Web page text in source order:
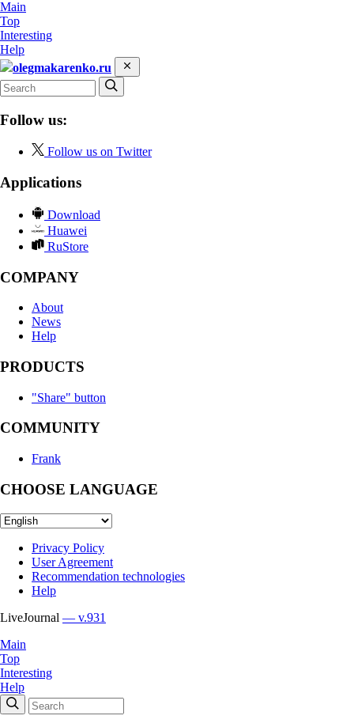
Main
Top
Interesting
Help
olegmakarenko.ru
Follow us:
Follow us on Twitter
Applications
Download
Huawei
RuStore
COMPANY
About
News
Help
PRODUCTS
"Share" button
COMMUNITY
Frank
CHOOSE LANGUAGE
Privacy Policy
User Agreement
Recommendation technologies
Help
LiveJournal — v.931
Main
Top
Interesting
Help